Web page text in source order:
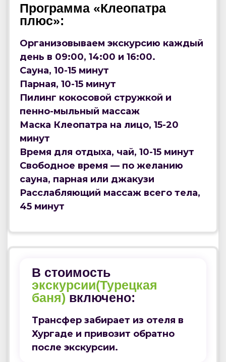
Программа «Клеопатра
плюс»:
Организовываем экскурсию каждый
день в 09:00, 14:00 и 16:00.
Сауна, 10-15 минут
Парная, 10-15 минут
Пилинг кокосовой стружкой и
пенно-мыльный массаж
Маска Клеопатра на лицо, 15-20
минут
Время для отдыха, чай, 10-15 минут
Свободное время — по желанию
сауна, парная или джакузи
Расслабляющий массаж всего тела,
45 минут
В стоимость
экскурсии(Турецкая
баня) включено:
Трансфер забирает из отеля в
Хургаде и привозит обратно
после экскурсии.